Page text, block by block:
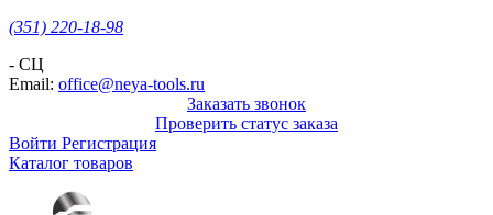
(351) 220-18-98
- СЦ
Email: office@neya-tools.ru
Заказать звонок
Проверить статус заказа
Войти Регистрация
Каталог товаров